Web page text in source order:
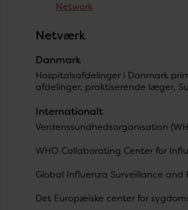
Network
Netværk
Danmark
Hospitalsafdelinger i Danmark
afdelinger, praktiserende læger,
Internationalt
Verdenssundhedsorganisation
WHO Collaborating Center for
Global Influenza Surveillance and
Det Europæiske center for